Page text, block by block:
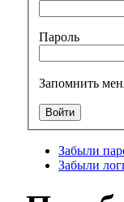
Пароль
Запомнить
Забыли
Забыли